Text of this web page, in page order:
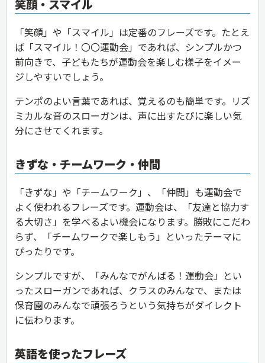
笑顔・スマイル
「笑顔」や「スマイル」は定番のフレーズです。たとえ
ば「スマイル！〇〇運動会」であれば、シンプルかつ
前向きで、子どもたちが運動会を楽しむ様子をイメー
ジしやすいでしょう。
テンポのよい言葉であれば、覚えるのも簡単です。リズ
ミカルな音のスローガンは、声に出すたびに楽しい気
分にさせてくれます。
きずな・チームワーク・仲間
「きずな」や「チームワーク」、「仲間」も運動会で
よく使われるフレーズです。運動会は、「友達と協力す
る大切さ」を学べるよい機会になります。勝敗にこだわ
らず、「チームワークで楽しもう」といったテーマに
ぴったりです。
シンプルですが、「みんなでがんばる！運動会」とい
ったスローガンであれば、クラスのみんなで、または
保育園のみんなで頑張ろうという気持ちがダイレクト
に伝わります。
英語を使ったフレーズ